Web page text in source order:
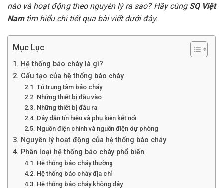
nào và hoạt động theo nguyên lý ra sao? Hãy cùng SQ Việt
Namtìm hiểu chi tiết qua bài viết dưới đây.
Mục Lục
1. Hệ thống báo cháy là gì?
2. Cấu tạo của hệ thống báo cháy
2.1. Tủ trung tâm báo cháy
2.2. Những thiết bị đầu vào
2.3. Những thiết bị đầu ra
2.4. Dây dẫn tín hiệu và phụ kiện kết nối
2.5. Nguồn điện chính và nguồn điện dự phòng
3. Nguyên lý hoạt động của hệ thống báo cháy
4. Phân loại hệ thống báo cháy phổ biến
4.1. Hệ thống báo cháy thường
4.2. Hệ thống báo cháy địa chỉ
4.3. Hệ thống báo cháy không dây